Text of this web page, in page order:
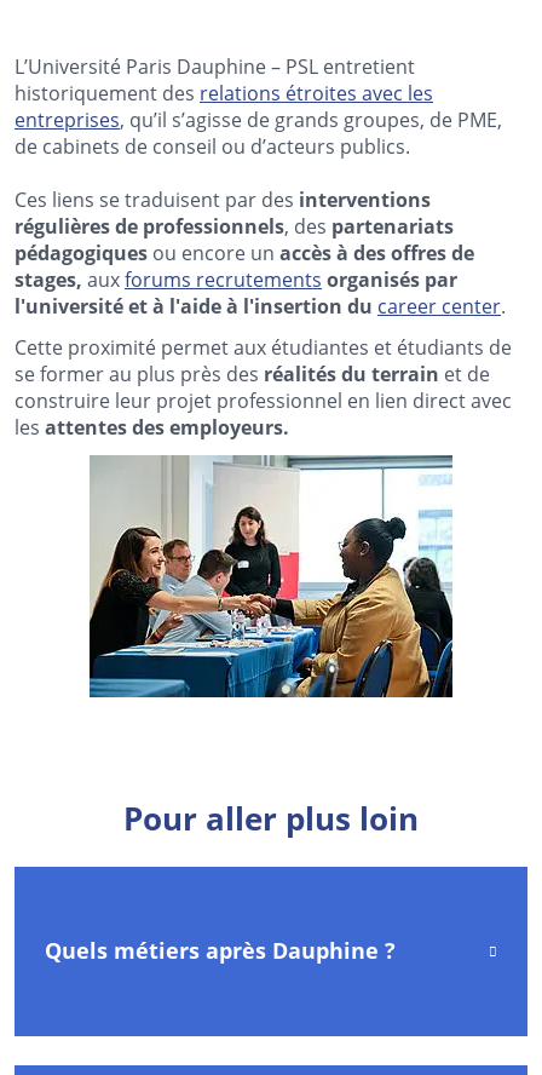
L’Université Paris Dauphine – PSL entretient
historiquement des relations étroites avec les
entreprises, qu’il s’agisse de grands groupes, de PME,
de cabinets de conseil ou d’acteurs publics.
Ces liens se traduisent par des interventions
régulières de professionnels, des partenariats
pédagogiques ou encore un accès à des offres de
stages, auxforums recrutements organisés par
l'université et à l'aide à l'insertion du career center.
Cette proximité permet aux étudiantes et étudiants de
se former au plus près des réalités du terrain et de
construire leur projet professionnel en lien direct avec
les attentes des employeurs.
Pour aller plus loin
Quels métiers après Dauphine ?